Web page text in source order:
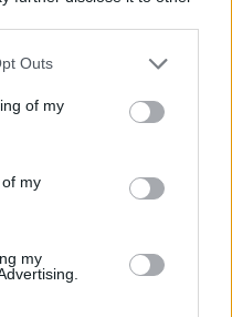
Outs
of my
my
my
Kolozsváry Gyöngyvér
Galéria Ker. Kft
Budapest, Szent István krt.
korok régi mesterei, de
fotográfiával és kortárs